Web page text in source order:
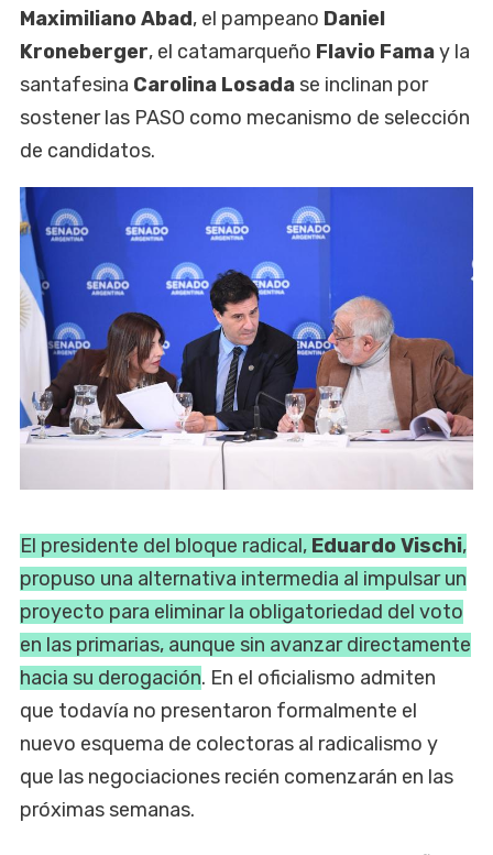
Maximiliano Abad, el pampeano Daniel
Kroneberger, el catamarqueño Flavio Famay la
santafesina Carolina Losada se inclinan por
sostener las PASO como mecanismo de selección
de candidatos.
El presidente del bloque radical, Eduardo Vischi,
propuso una alternativa intermedia al impulsar un
proyecto para eliminar la obligatoriedad del voto
en las primarias, aunque sin avanzar directamente
hacia su derogación. En el oficialismo admiten
que todavía no presentaron formalmente el
nuevo esquema de colectoras al radicalismo y
que las negociaciones recién comenzarán en las
próximas semanas.